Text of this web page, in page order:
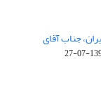
جناب آقای